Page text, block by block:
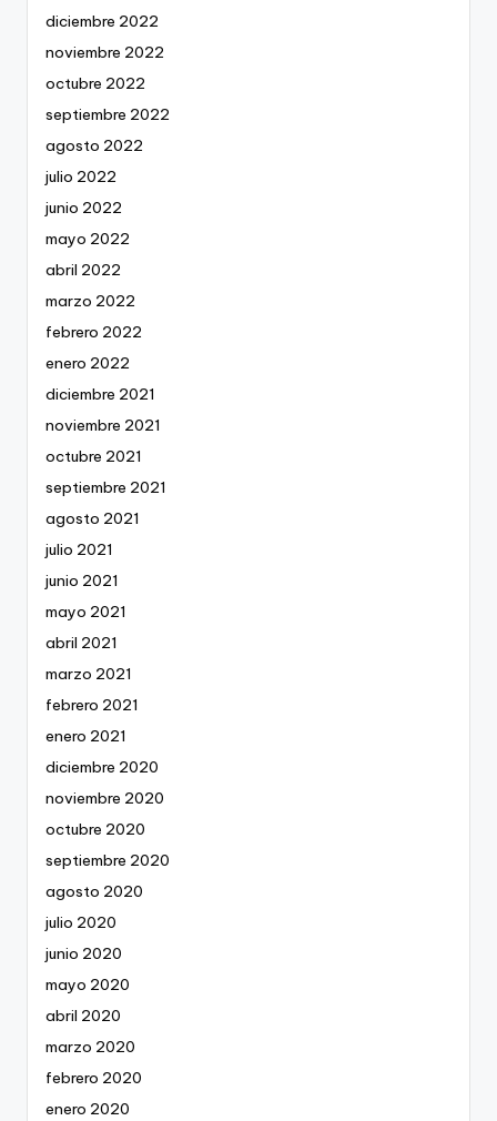
diciembre 2022
noviembre 2022
octubre 2022
septiembre 2022
agosto 2022
julio 2022
junio 2022
mayo 2022
abril 2022
marzo 2022
febrero 2022
enero 2022
diciembre 2021
noviembre 2021
octubre 2021
septiembre 2021
agosto 2021
julio 2021
junio 2021
mayo 2021
abril 2021
marzo 2021
febrero 2021
enero 2021
diciembre 2020
noviembre 2020
octubre 2020
septiembre 2020
agosto 2020
julio 2020
junio 2020
mayo 2020
abril 2020
marzo 2020
febrero 2020
enero 2020